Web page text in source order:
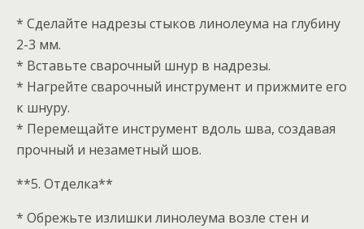
* Сделайте надрезы стыков линолеума на глубину
2-3 мм.
* Вставьте сварочный шнур в надрезы.
* Нагрейте сварочный инструмент и прижмите его
к шнуру.
* Перемещайте инструмент вдоль шва, создавая
прочный и незаметный шов.
**5. Отделка**
* Обрежьте излишки линолеума возле стен и